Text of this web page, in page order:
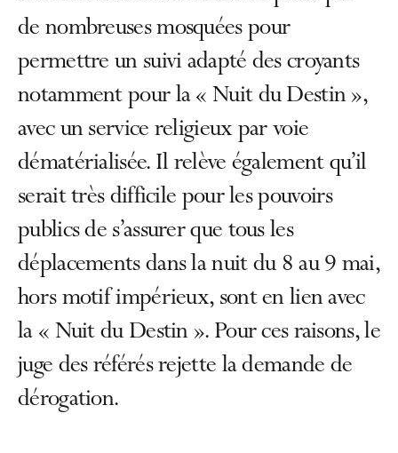
de nombreuses mosquées pour
permettre un suivi adapté des croyants
notamment pour la « Nuit du Destin »,
avec un service religieux par voie
dématérialisée. Il relève également qu’il
serait très difficile pour les pouvoirs
publics de s’assurer que tous les
déplacements dans la nuit du 8 au 9 mai,
hors motif impérieux, sont en lien avec
la « Nuit du Destin ». Pour ces raisons, le
juge des référés rejette la demande de
dérogation.